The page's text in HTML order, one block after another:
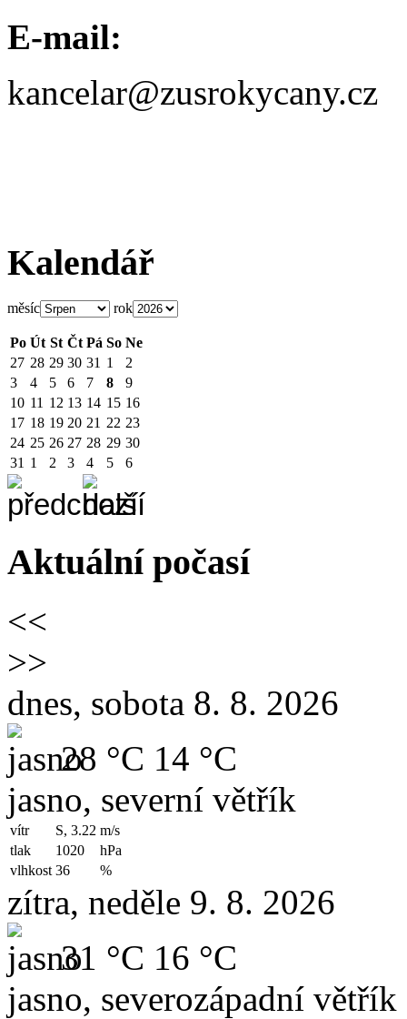
E-mail:
kancelar@zusrokycany.cz
Kalendář
měsíc rok
Po Út St Čt Pá So Ne
27 28 29 30 31 1
2
3
4 5 6 7 8
9
10 11 12 13 14 15 16
17 18 19 20 21 22 23
24 25 26 27 28 29 30
31 1 2 3 4 5 6
Aktuální počasí
<<
>>
dnes, sobota 8. 8. 2026
28 °C 14 °C
jasno, severní větřík
vítr S, 3.22 m/s
tlak
1020
hPa
vlhkost 36 %
zítra, neděle 9. 8. 2026
31 °C 16 °C
jasno, severozápadní větřík